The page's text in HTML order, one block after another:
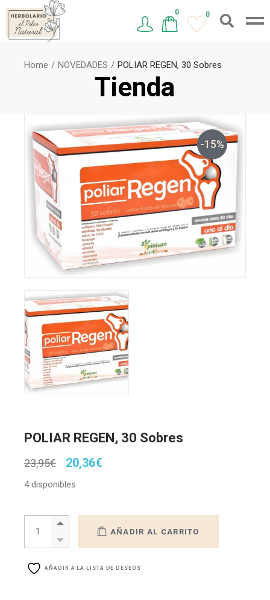
0 0
Tienda
Home NOVEDADES POLIAR REGEN, 30 Sobres
-15%
POLIAR REGEN, 30 Sobres
23,95€
El
precio
original
20,36€
4 disponibles
POLIAR REGEN, 30 Sobres quantity
AÑADIR AL CARRITO
AÑADIR A LA LISTA DE DESEOS